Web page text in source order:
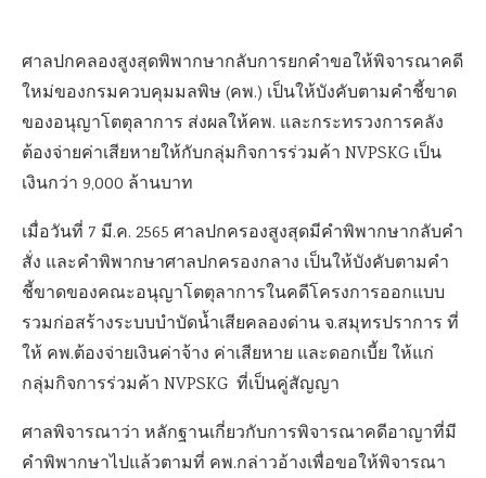
ศาลปกคลองสูงสุดพิพากษากลับการยกคำขอให้พิจารณาคดี
ใหม่ของกรมควบคุมมลพิษ (คพ.) เป็นให้บังคับตามคำชี้ขาด
ของอนุญาโตตุลาการ ส่งผลให้คพ. และกระทรวงการคลัง
ต้องจ่ายค่าเสียหายให้กับกลุ่มกิจการร่วมค้า NVPSKG เป็น
เงินกว่า 9,000 ล้านบาท
เมื่อวันที่ 7 มี.ค. 2565 ศาลปกครองสูงสุดมีคำพิพากษากลับคำ
สั่ง และคำพิพากษาศาลปกครองกลาง เป็นให้บังคับตามคำ
ชี้ขาดของคณะอนุญาโตตุลาการในคดีโครงการออกแบบ
รวมก่อสร้างระบบบำบัดน้ำเสียคลองด่าน จ.สมุทรปราการ ที่
ให้ คพ.ต้องจ่ายเงินค่าจ้าง ค่าเสียหาย และดอกเบี้ย ให้แก่
กลุ่มกิจการร่วมค้า NVPSKG ที่เป็นคู่สัญญา
ศาลพิจารณาว่า หลักฐานเกี่ยวกับการพิจารณาคดีอาญาที่มี
คำพิพากษาไปแล้วตามที่ คพ.กล่าวอ้างเพื่อขอให้พิจารณา